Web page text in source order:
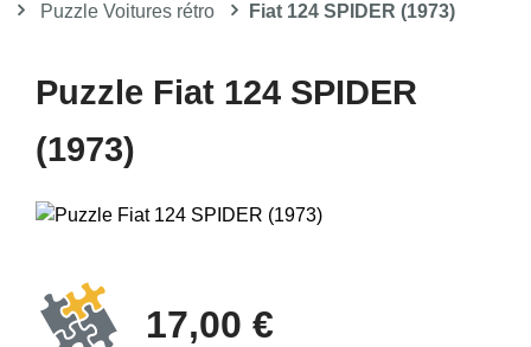
Puzzle Voitures rétro
Fiat 124 SPIDER (1973)
Puzzle Fiat 124 SPIDER
(1973)
17,00 €